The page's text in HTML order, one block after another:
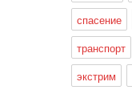
спасение
транспорт
экстрим